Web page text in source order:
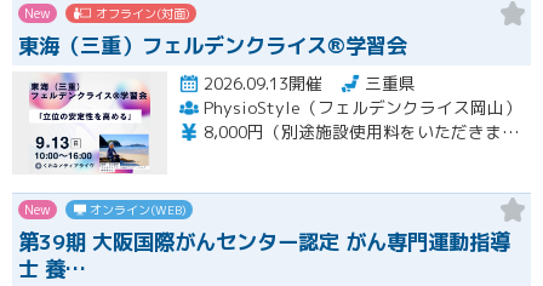
New オフライン(対面)
東海（三重）フェルデンクライス®学習会
2026.09.13開催
三重県
PhysioStyle（フェルデンクライス岡山）
8,000円（別途施設使用料をいただきます）
New オンライン(WEB)
第39期 大阪国際がんセンター認定 がん専門運動指導
士 養…